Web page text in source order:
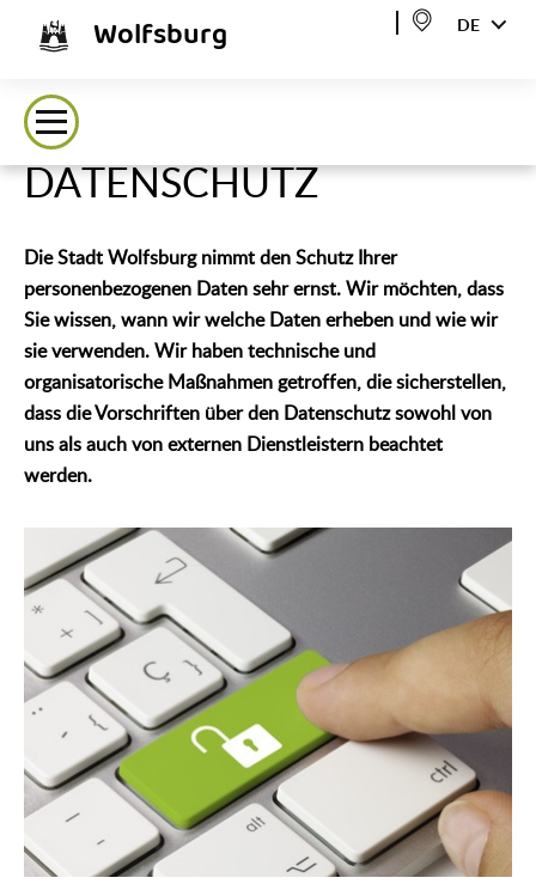
Wolfsburg DE
DATENSCHUTZ
Die Stadt Wolfsburg nimmt den Schutz Ihrer
personenbezogenen Daten sehr ernst. Wir möchten, dass
Sie wissen, wann wir welche Daten erheben und wie wir
sie verwenden. Wir haben technische und
organisatorische Maßnahmen getroffen, die sicherstellen,
dass die Vorschriften über den Datenschutz sowohl von
uns als auch von externen Dienstleistern beachtet
werden.